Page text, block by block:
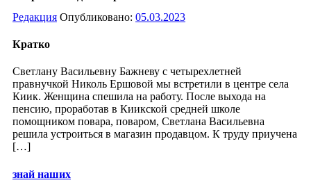
Редакция Опубликовано: 05.03.2023
Кратко
Светлану Васильевну Бажневу с четырехлетней
правнучкой Николь Ершовой мы встретили в центре села
Киик. Женщина спешила на работу. После выхода на
пенсию, проработав в Киикской средней школе
помощником повара, поваром, Светлана Васильевна
решила устроиться в магазин продавцом. К труду приучена
[…]
знай наших